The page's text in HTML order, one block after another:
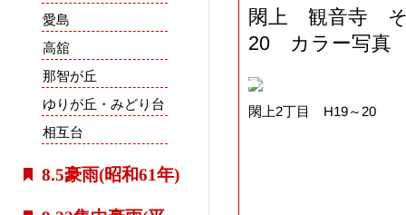
愛島
高舘
那智が丘
ゆりが丘・みどり台
相互台
8.5豪雨(昭和61年)
閖上 観音寺
20 カラー写真
閖上2丁目 H19～20